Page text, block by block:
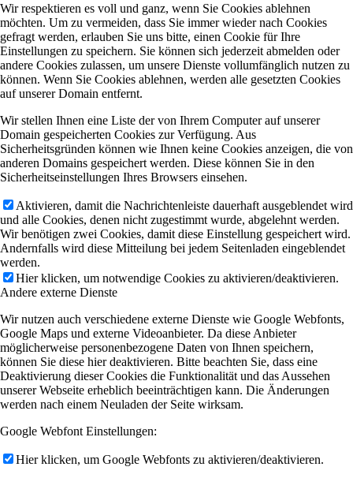
Wir respektieren es voll und ganz, wenn Sie Cookies ablehnen
möchten. Um zu vermeiden, dass Sie immer wieder nach Cookies
gefragt werden, erlauben Sie uns bitte, einen Cookie für Ihre
Einstellungen zu speichern. Sie können sich jederzeit abmelden oder
andere Cookies zulassen, um unsere Dienste vollumfänglich nutzen zu
können. Wenn Sie Cookies ablehnen, werden alle gesetzten Cookies
auf unserer Domain entfernt.
Wir stellen Ihnen eine Liste der von Ihrem Computer auf unserer
Domain gespeicherten Cookies zur Verfügung. Aus
Sicherheitsgründen können wie Ihnen keine Cookies anzeigen, die von
anderen Domains gespeichert werden. Diese können Sie in den
Sicherheitseinstellungen Ihres Browsers einsehen.
Aktivieren, damit die Nachrichtenleiste dauerhaft ausgeblendet wird
und alle Cookies, denen nicht zugestimmt wurde, abgelehnt werden.
Wir benötigen zwei Cookies, damit diese Einstellung gespeichert wird.
Andernfalls wird diese Mitteilung bei jedem Seitenladen eingeblendet
werden.
Hier klicken, um notwendige Cookies zu aktivieren/deaktivieren.
Andere externe Dienste
Wir nutzen auch verschiedene externe Dienste wie Google Webfonts,
Google Maps und externe Videoanbieter. Da diese Anbieter
möglicherweise personenbezogene Daten von Ihnen speichern,
können Sie diese hier deaktivieren. Bitte beachten Sie, dass eine
Deaktivierung dieser Cookies die Funktionalität und das Aussehen
unserer Webseite erheblich beeinträchtigen kann. Die Änderungen
werden nach einem Neuladen der Seite wirksam.
Google Webfont Einstellungen:
Hier klicken, um Google Webfonts zu aktivieren/deaktivieren.